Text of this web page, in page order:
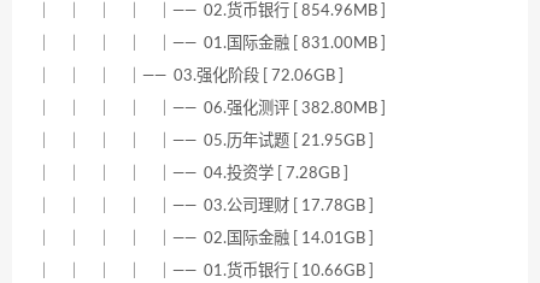
｜ ｜ ｜ ｜ ｜—— 02.货币银行 [ 854.96MB ]
｜ ｜ ｜ ｜ ｜—— 01.国际金融 [ 831.00MB ]
｜ ｜ ｜ ｜—— 03.强化阶段 [ 72.06GB ]
｜ ｜ ｜ ｜ ｜—— 06.强化测评 [ 382.80MB ]
｜ ｜ ｜ ｜ ｜—— 05.历年试题 [ 21.95GB ]
｜ ｜ ｜ ｜ ｜—— 04.投资学 [ 7.28GB ]
｜ ｜ ｜ ｜ ｜—— 03.公司理财 [ 17.78GB ]
｜ ｜ ｜ ｜ ｜—— 02.国际金融 [ 14.01GB ]
｜ ｜ ｜ ｜ ｜—— 01.货币银行 [ 10.66GB ]